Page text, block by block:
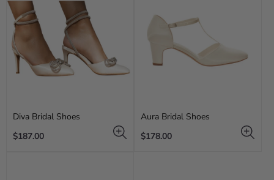
Diva Bridal Shoes
Regular
$187.00
Aura Bridal Shoes
Regular
$178.00